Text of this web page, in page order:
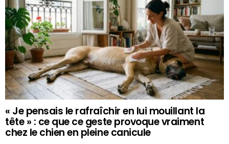
« Je pensais le rafraîchir en lui mouillant la
tête » : ce que ce geste provoque vraiment
chez le chien en pleine canicule